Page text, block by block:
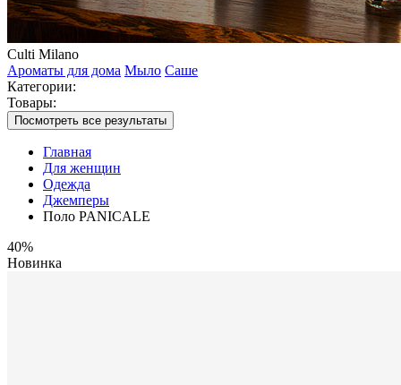
Culti Milano
Ароматы для дома Мыло Саше
Категории:
Товары:
Посмотреть все результаты
Главная
Для женщин
Одежда
Джемперы
Поло PANICALE
40%
Новинка